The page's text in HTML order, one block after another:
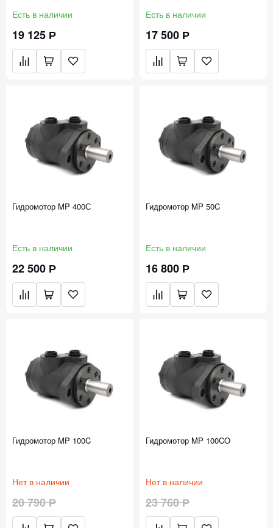
Есть в наличии
19 125 Р
Есть в наличии
17 500 Р
Гидромотор MP 400С
Есть в наличии
22 500 Р
Гидромотор MP 50C
Есть в наличии
16 800 Р
Гидромотор MP 100C
Нет в наличии
20 790 Р
Гидромотор MP 100CO
Нет в наличии
23 760 Р